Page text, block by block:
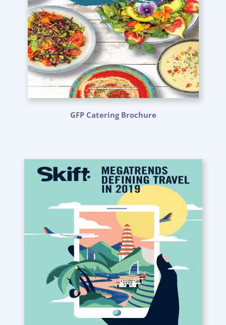
GFP Catering Brochure